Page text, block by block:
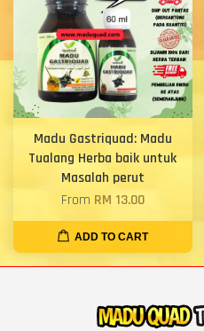
Madu Gastriquad: Madu
Tualang Herba baik untuk
Masalah perut
From RM 13.00
ADD TO CART